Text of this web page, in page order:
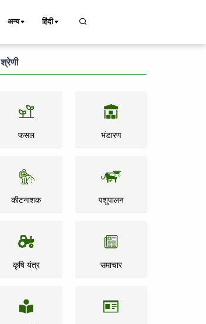
अन्य हिंदी
श्रेणी
फसल भंडारण
कीटनाशक पशुपालन
कृषि यंत्र समाचार